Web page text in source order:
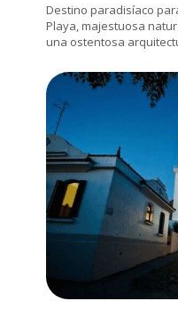
Destino paradisíaco
Playa, majestuosa
una ostentosa